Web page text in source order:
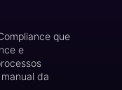
que
e
da